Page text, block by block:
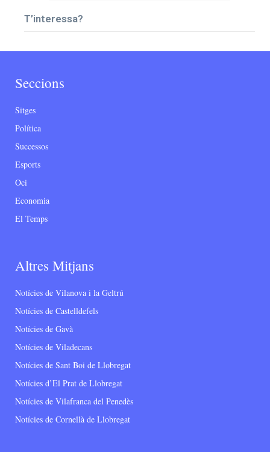
T’interessa?
Seccions
Sitges
Política
Successos
Esports
Oci
Economia
El Temps
Altres Mitjans
Notícies de Vilanova i la Geltrú
Notícies de Castelldefels
Notícies de Gavà
Notícies de Viladecans
Notícies de Sant Boi de Llobregat
Notícies d’El Prat de Llobregat
Notícies de Vilafranca del Penedès
Notícies de Cornellà de Llobregat